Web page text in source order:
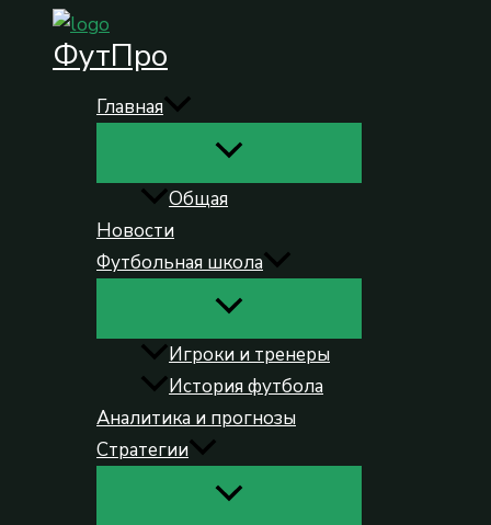
Перейти
ФутПро
Главная
Общая
Новости
Футбольная школа
Игроки и тренеры
История футбола
Аналитика и прогнозы
Стратегии